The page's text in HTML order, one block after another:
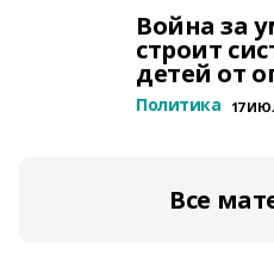
Война за
строит
детей от
Политика 17
Все